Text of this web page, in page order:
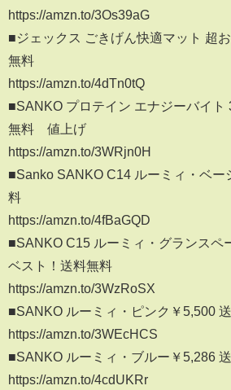
https://amzn.to/3Os39aG
■ジェックス ごきげん快適マット 超
無料
https://amzn.to/4dTn0tQ
■SANKO プロテイン エナジーバイト
無料 値上げ
https://amzn.to/3WRjn0H
■Sanko SANKO C14 ルーミィ・ベー
料
https://amzn.to/4fBaGQD
■SANKO C15 ルーミィ・グランスペ
ベスト！送料無料
https://amzn.to/3WzRoSX
■SANKO ルーミィ・ピンク￥5,500
https://amzn.to/3WEcHCS
■SANKO ルーミィ・ブルー￥5,286
https://amzn.to/4cdUKRr